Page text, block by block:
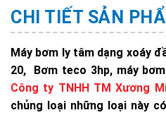
CHI TIẾT SẢN
Máy bơm ly tâm dạng xoáy
20, Bơm teco 3hp, máy
Công ty TNHH TM Xương
chủng loại những loại này